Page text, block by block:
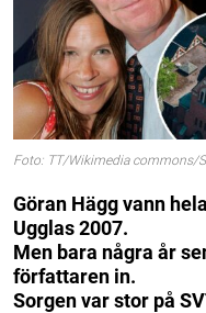
Foto: TT/Wikimedia commons/
Göran Hägg vann
Ugglas 2007.
Men bara några år
författaren in.
Sorgen var stor på